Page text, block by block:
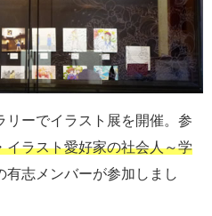
リーでイラスト展を開催。参
イラスト愛好家の社会人～学
有志メンバーが参加しまし